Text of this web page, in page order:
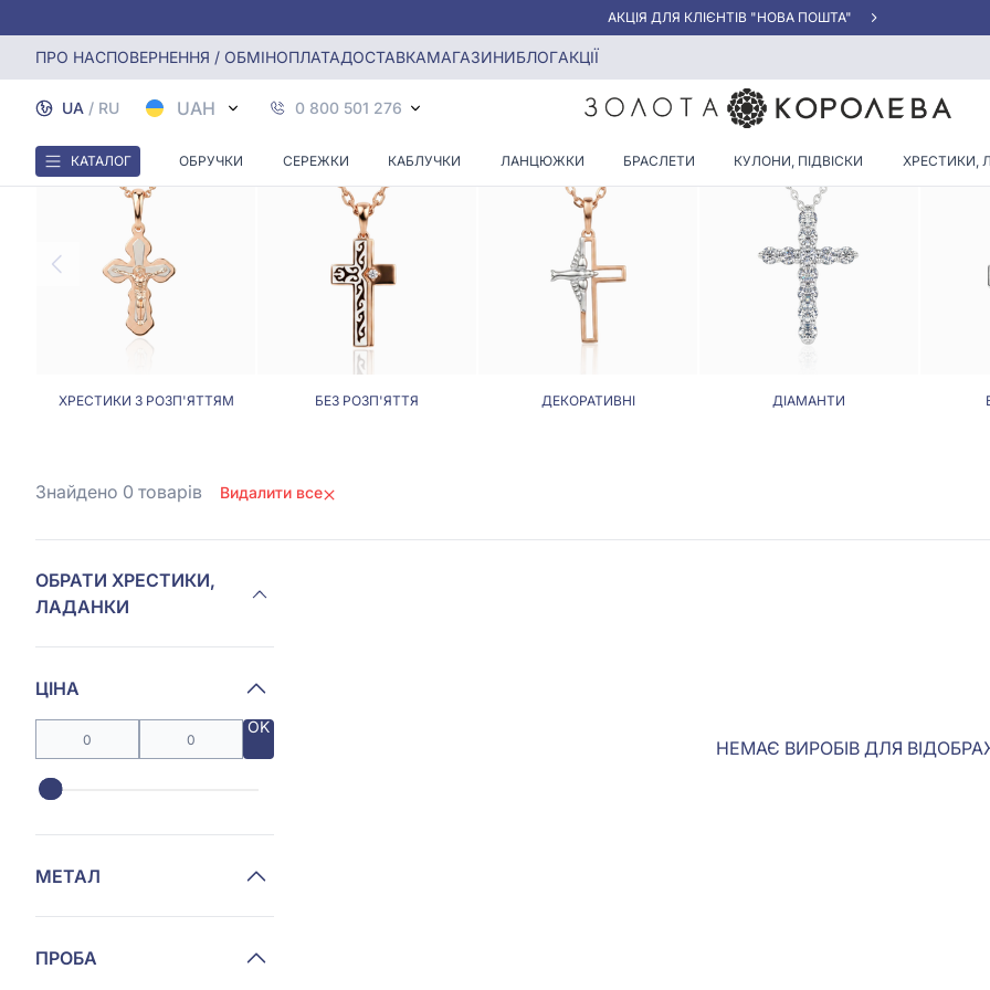
АКЦІЯ ДЛЯ КЛІЄНТІВ "НОВА ПОШТА"
ПРО НАСПОВЕРНЕННЯ / ОБМІНОПЛАТАДОСТАВКАМАГАЗИНИБЛОГАКЦІЇ
UA / RU UAH 0 800 501 276
КАТАЛОГ ОБРУЧКИ СЕРЕЖКИ КАБЛУЧКИ ЛАНЦЮЖКИ БРАСЛЕТИ КУЛОНИ, ПІДВІСКИ ХРЕСТИКИ,
Головна Хрестики, Ладанки Хрестик, ладанка янгол-охоронець
ХРЕСТИК, ЛАДАНКА ЯНГОЛ-
ХРЕСТИКИ З РОЗП'ЯТТЯМ БЕЗ РОЗП'ЯТТЯ ДЕКОРАТИВНІ ДІАМАНТИ
Знайдено 0 товарів Видалити все
ОБРАТИ ХРЕСТИКИ,
ЛАДАНКИ
ЦІНА
OK
МЕТАЛ
ПРОБА
НЕМАЄ ВИРОБІВ ДЛЯ